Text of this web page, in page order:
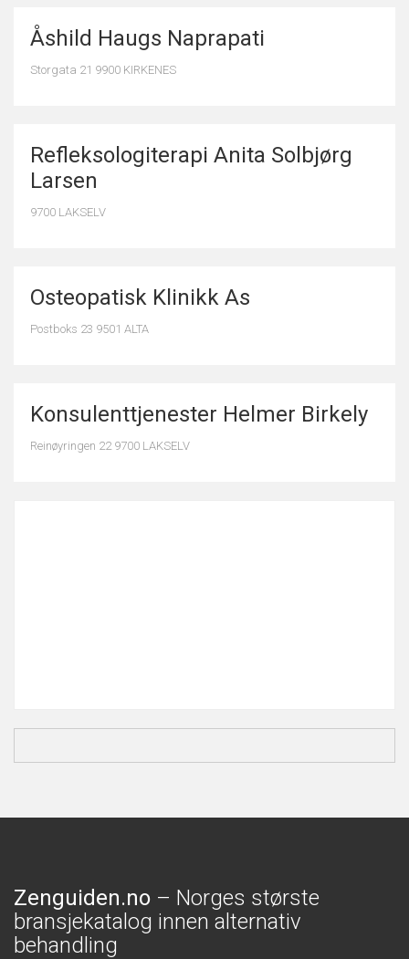
Åshild Haugs Naprapati
Storgata 21 9900 KIRKENES
Refleksologiterapi Anita Solbjørg
Larsen
9700 LAKSELV
Osteopatisk Klinikk As
Postboks 23 9501 ALTA
Konsulenttjenester Helmer Birkely
Reinøyringen 22 9700 LAKSELV
Zenguiden.no – Norges største
bransjekatalog innen alternativ
behandling